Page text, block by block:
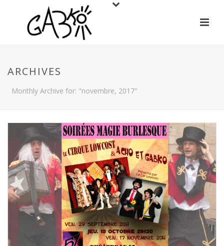
ARCHIVES
Monthly Archive for: "novembre, 2017"